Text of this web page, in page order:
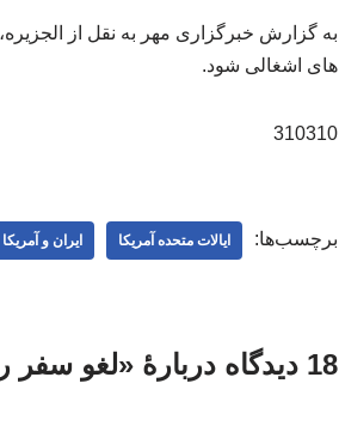
به گزارش خبرگزاری مهر به نقل از
های اشغالی شود.
310310
برچسب‌ها: ایالات متحده آمریکا ایران و آمریکا
18 دیدگاه دربارهٔ «لغو سفر روبیو به اراضی اشغالی»